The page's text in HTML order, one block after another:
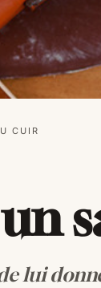
CUIR
lui